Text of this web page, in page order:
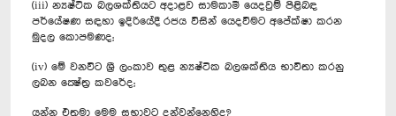
(iii) න්‍යෂ්ටික බලශක්තියට අදාළව සාමකාමී යෙදවුම් පිළිබඳ
ප‍ර්යේෂණ සඳහා ඉදිරියේදී රජය විසින් යෙදවීමට අපේක්ෂා කරන
මුදල ‍කොපමණද;
(iv) මේ වනවිට ශ්‍රී ලංකාව තුළ න්‍යෂ්ටික බලශක්තිය භාවිතා කරනු
ලබන ක්‍ෂේත්‍ර කවරේද;
යන්න එතුමා මෙම සභාවට දන්වන්නෙහිද?